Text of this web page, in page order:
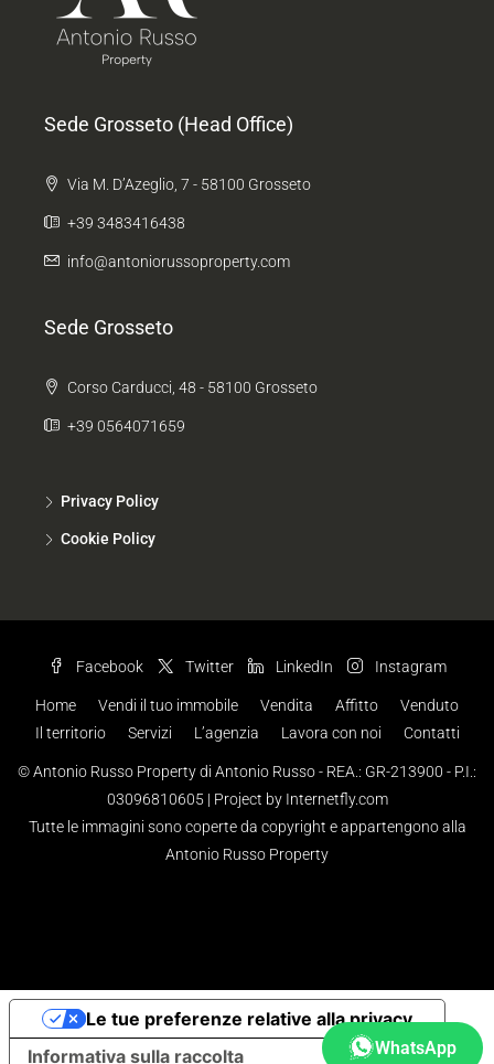
Sede Grosseto (Head Office)
Via M. D’Azeglio, 7 - 58100 Grosseto
+39 3483416438
info@antoniorussoproperty.com
Sede Grosseto
Corso Carducci, 48 - 58100 Grosseto
+39 0564071659
Privacy Policy
Cookie Policy
Facebook Twitter LinkedIn Instagram
Home Vendi il tuo immobile Vendita Affitto
Venduto
Il territorio
Servizi L’agenzia Lavora con noi Contatti
© Antonio Russo Property di Antonio Russo - REA.: GR-213900 - P.I.:
03096810605 | Project by Internetfly.com
Tutte le immagini sono coperte da copyright e appartengono alla
Antonio Russo Property
WhatsApp
Informativa sulla raccolta
Le tue preferenze relative alla privacy